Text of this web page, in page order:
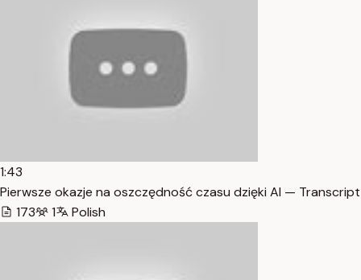
1:43
Pierwsze okazje na oszczędność czasu dzięki AI — Transcript
173
1 Polish